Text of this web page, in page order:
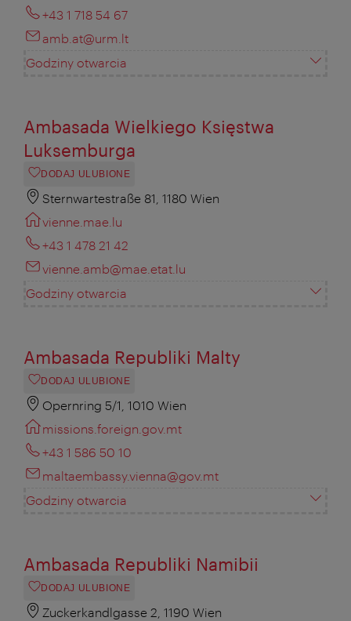
+43 1 718 54 67
amb.at@urm.lt
Godziny otwarcia
Ambasada Wielkiego Księstwa
Luksemburga
DODAJ ULUBIONE
Sternwartestraße 81, 1180 Wien
vienne.mae.lu
+43 1 478 21 42
vienne.amb@mae.etat.lu
Godziny otwarcia
Ambasada Republiki Malty
DODAJ ULUBIONE
Opernring 5/1, 1010 Wien
missions.foreign.gov.mt
+43 1 586 50 10
maltaembassy.vienna@gov.mt
Godziny otwarcia
Ambasada Republiki Namibii
DODAJ ULUBIONE
Zuckerkandlgasse 2, 1190 Wien